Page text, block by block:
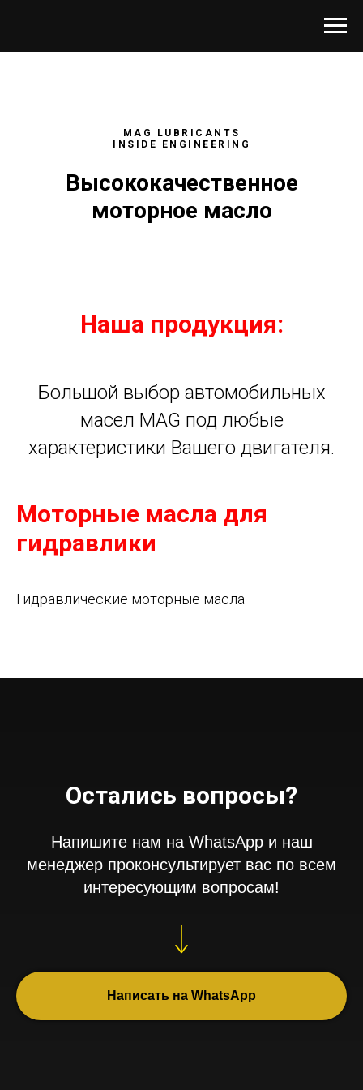
MAG LUBRICANTS
INSIDE ENGINEERING
Высококачественное
моторное масло
Наша продукция:
Большой выбор автомобильных
масел MAG под любые
характеристики Вашего двигателя.
Моторные масла для
гидравлики
Гидравлические моторные масла
Остались вопросы?
Напишите нам на WhatsApp и наш
менеджер проконсультирует вас по всем
интересующим вопросам!
Написать на WhatsApp